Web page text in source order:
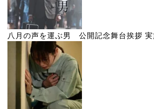
八月の声を運ぶ男 公開記念舞台挨拶 実